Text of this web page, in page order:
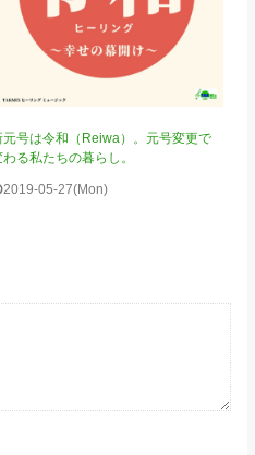
元号は令和（Reiwa）。元号変更で
わる私たちの暮らし。
2019-05-27(Mon)